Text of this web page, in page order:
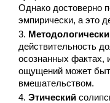
Однако достоверно
эмпирически, а это
действительность
осознанных фактах,
ощущений может
вмешательством.
Этический